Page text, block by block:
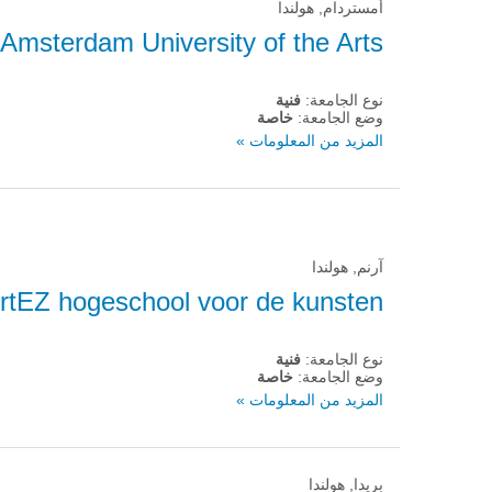
أمستردام, هولندا
Amsterdam University of the Arts
نوع الجامعة: فنية
وضع الجامعة: خاصة
المزيد من المعلومات »
آرنم, هولندا
hogeschool voor de kunsten
نوع الجامعة: فنية
وضع الجامعة: خاصة
المزيد من المعلومات »
بريدا, هولندا